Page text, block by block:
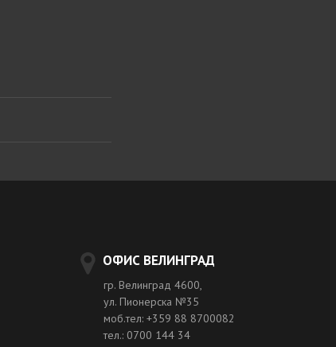
ОФИС ВЕЛИНГРАД
гр. Велинград 4600,
ул. Пионерска №35
моб.тел: +359 88 8700082
тел.: 0700 144 34